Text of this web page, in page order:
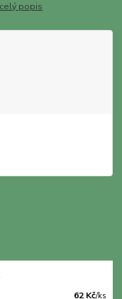
celý popis
62 Kč/ks